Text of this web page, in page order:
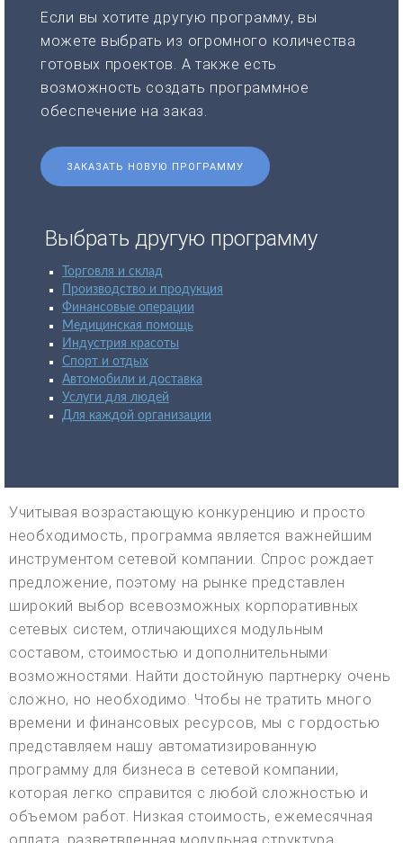
Если вы хотите другую программу, вы
можете выбрать из огромного количества
готовых проектов. А также есть
возможность создать программное
обеспечение на заказ.
ЗАКАЗАТЬ НОВУЮ ПРОГРАММУ
Выбрать другую программу
Торговля и склад
Производство и продукция
Финансовые операции
Медицинская помощь
Индустрия красоты
Спорт и отдых
Автомобили и доставка
Услуги для людей
Для каждой организации
Учитывая возрастающую конкуренцию и просто
необходимость, программа является важнейшим
инструментом сетевой компании. Спрос рождает
предложение, поэтому на рынке представлен
широкий выбор всевозможных корпоративных
сетевых систем, отличающихся модульным
составом, стоимостью и дополнительными
возможностями. Найти достойную партнерку очень
сложно, но необходимо. Чтобы не тратить много
времени и финансовых ресурсов, мы с гордостью
представляем нашу автоматизированную
программу для бизнеса в сетевой компании,
которая легко справится с любой сложностью и
объемом работ. Низкая стоимость, ежемесячная